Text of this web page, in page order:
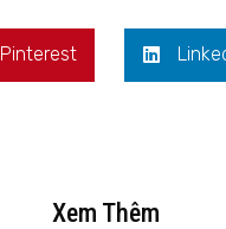
Pinterest
Xem Thêm